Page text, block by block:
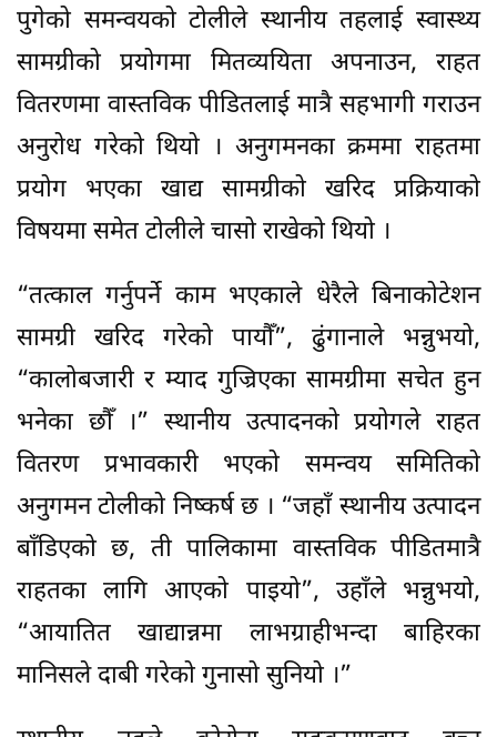
पुगेको समन्वयको टोलीले स्थानीय तहलाई स्वास्थ्य
सामग्रीको प्रयोगमा मितव्ययिता अपनाउन, राहत
वितरणमा वास्तविक पीडितलाई मात्रै सहभागी गराउन
अनुरोध गरेको थियो । अनुगमनका क्रममा राहतमा
प्रयोग भएका खाद्य सामग्रीको खरिद प्रक्रियाको
विषयमा समेत टोलीले चासो राखेको थियो ।
“तत्काल गर्नुपर्ने काम भएकाले धेरैले बिनाकोटेशन
सामग्री खरिद गरेको पायौँ”, ढुंगानाले भन्नुभयो,
“कालोबजारी र म्याद गुज्रिएका सामग्रीमा सचेत हुन
भनेका छौँ ।” स्थानीय उत्पादनको प्रयोगले राहत
वितरण प्रभावकारी भएको समन्वय समितिको
अनुगमन टोलीको निष्कर्ष छ । “जहाँ स्थानीय उत्पादन
बाँडिएको छ, ती पालिकामा वास्तविक पीडितमात्रै
राहतका लागि आएको पाइयो”, उहाँले भन्नुभयो,
“आयातित खाद्यान्नमा लाभग्राहीभन्दा बाहिरका
मानिसले दाबी गरेको गुनासो सुनियो ।”